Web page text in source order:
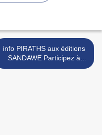
info PIRATHS aux éditions
SANDAWE Participez à
l'aventure ! sur Opalebd * >